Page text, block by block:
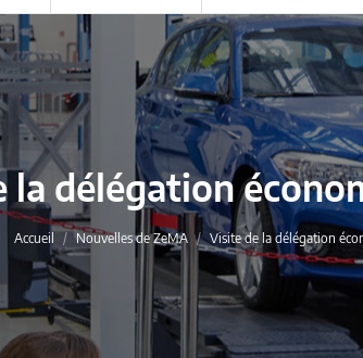
la délégation
Vous êtes ici :
Accueil Nouvelles de ZeMA Visite de la délégation